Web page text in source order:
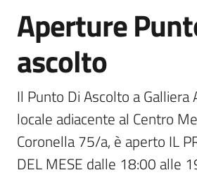
Novità
Menu selezionato
Vivere
Galliera
Salta al contenuto
Aperture
ascolto
Il Punto Di Ascolto a Galliera
locale adiacente al Centro
Coronella 75/a, è aperto IL
DEL MESE dalle 18:00 alle